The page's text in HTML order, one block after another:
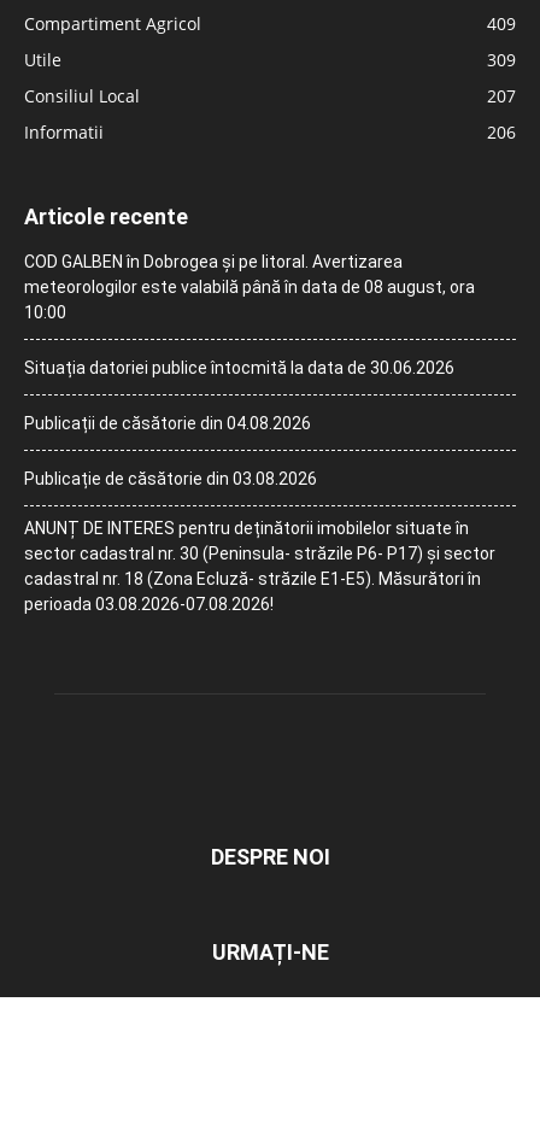
Compartiment Agricol
409
Utile
309
Consiliul Local
207
Informatii
206
Articole recente
COD GALBEN în Dobrogea și pe litoral. Avertizarea
meteorologilor este valabilă până în data de 08 august, ora
10:00
Situația datoriei publice întocmită la data de 30.06.2026
Publicații de căsătorie din 04.08.2026
Publicație de căsătorie din 03.08.2026
ANUNȚ DE INTERES pentru deținătorii imobilelor situate în
sector cadastral nr. 30 (Peninsula- străzile P6- P17) și sector
cadastral nr. 18 (Zona Ecluză- străzile E1-E5). Măsurători în
perioada 03.08.2026-07.08.2026!
DESPRE NOI
URMAȚI-NE